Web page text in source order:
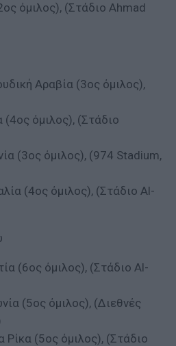
όμιλος), (Στάδιο Ahmad
Αραβία (3ος όμιλος),
όμιλος), (Στάδιο
(3ος όμιλος), (974 Stadium,
(4ος όμιλος), (Στάδιο Al-
(6ος όμιλος), (Στάδιο Al-
(5ος όμιλος), (Διεθνές
Ρίκα (5ος όμιλος), (Στάδιο